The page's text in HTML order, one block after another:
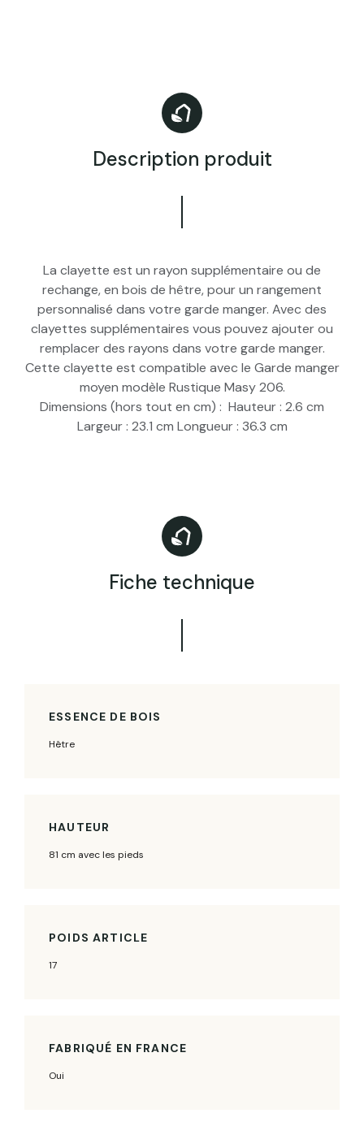
Description produit
La clayette est un rayon supplémentaire ou de
rechange, en bois de hêtre, pour un rangement
personnalisé dans votre garde manger. Avec des
clayettes supplémentaires vous pouvez ajouter ou
remplacer des rayons dans votre garde manger.
Cette clayette est compatible avec le Garde manger
moyen modèle Rustique Masy 206.
Dimensions (hors tout en cm) : Hauteur : 2.6 cm
Largeur : 23.1 cm Longueur : 36.3 cm
Fiche technique
ESSENCE DE BOIS
Hêtre
HAUTEUR
81 cm avec les pieds
POIDS ARTICLE
17
FABRIQUÉ EN FRANCE
Oui